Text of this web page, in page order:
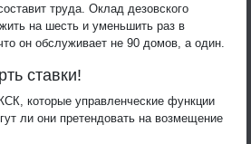
труда. Оклад дезовского
на шесть и уменьшить раз в
он обслуживает не 90 домов, а один.
ставки!
которые управленческие функции
ли они претендовать на возмещение